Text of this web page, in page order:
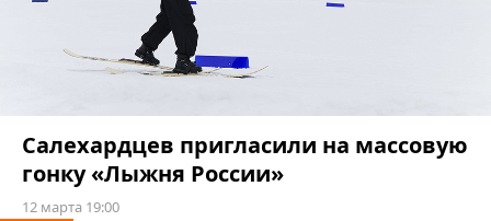
Салехардцев пригласили на массовую
гонку «Лыжня России»
12 марта 19:00